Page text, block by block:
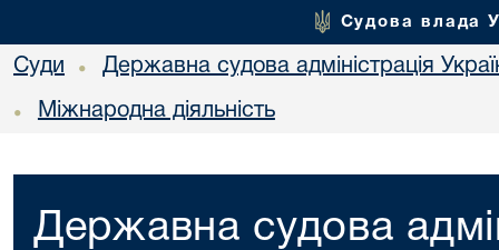
Судова влада
Суди • Державна судова адміністрація
• Міжнародна діяльність
Державна судова